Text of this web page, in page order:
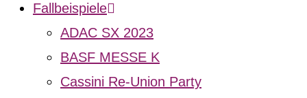
Fallbeispiele
ADAC SX 2023
BASF MESSE K
Cassini Re-Union Party